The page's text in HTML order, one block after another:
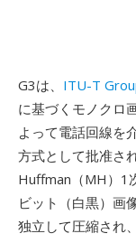
G3は、 ITU-T
に基づくモノクロ
よって電話回線を
方式として批准さ
Huffman（MH）1
ビット（白黒）画
独立して圧縮され